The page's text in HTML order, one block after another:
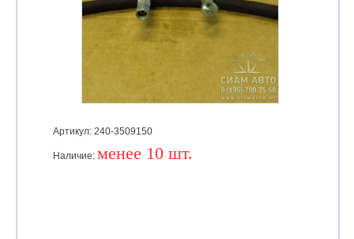
Артикул: 240-3509150
Наличие: менее 10 шт.